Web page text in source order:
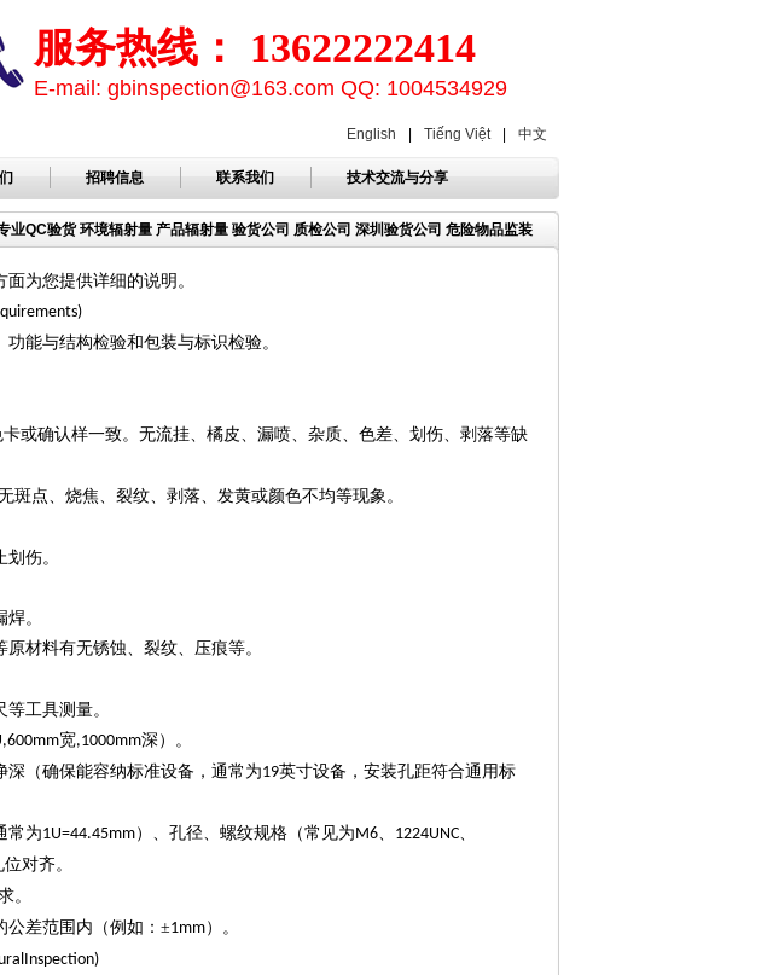
服务热线： 13622222414
E-mail: gbinspection@163.com QQ: 1004534929
English Tiếng Việt 中文
招聘信息 联系我们 技术交流与分享
业QC验货 环境辐射量 产品辐射量 验货公司 质检公司 深圳验货公司 危险物品监装
为您提供详细的说明。
能与结构检验和包装与标识检验。
卡或确认样一致。无流挂、橘皮、漏喷、杂质、色差、划伤、剥落等缺
斑点、烧焦、裂纹、剥落、发黄或颜色不均等现象。
伤。
。
材料有无锈蚀、裂纹、压痕等。
工具测量。
宽,1000mm深）。
（确保能容纳标准设备，通常为19英寸设备，安装孔距符合通用标
常为1U=44.45mm）、孔径、螺纹规格（常见为M6、 1224UNC、
对齐。
。
差范围内（例如： ±1mm）。